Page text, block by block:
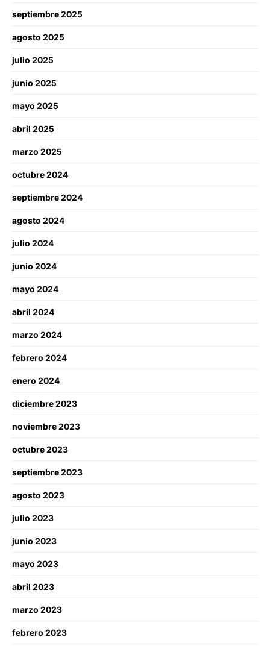
septiembre 2025
agosto 2025
julio 2025
junio 2025
mayo 2025
abril 2025
marzo 2025
octubre 2024
septiembre 2024
agosto 2024
julio 2024
junio 2024
mayo 2024
abril 2024
marzo 2024
febrero 2024
enero 2024
diciembre 2023
noviembre 2023
octubre 2023
septiembre 2023
agosto 2023
julio 2023
junio 2023
mayo 2023
abril 2023
marzo 2023
febrero 2023